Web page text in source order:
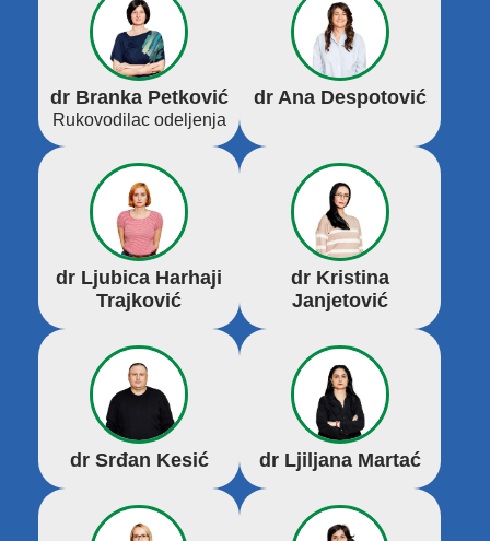
dr Branka Petković
Rukovodilac odeljenja
dr Ana Despotović
dr Ljubica Harhaji
Trajković
dr Kristina
Janjetović
dr Srđan Kesić dr Ljiljana Martać